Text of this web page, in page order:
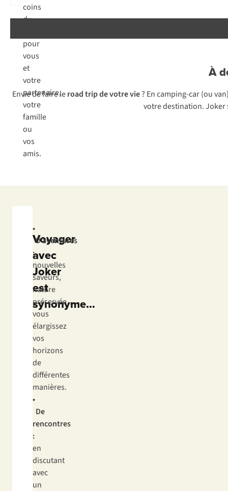
coins
du
pour
vous
et
votre
partenaire,
votre
famille
ou
vos
amis.
À
Envie de faire leroad trip de votre vie? En camping-car (ou
votre destination. Joker
Voyager
avec
Joker
est
synonyme…
•
D’aventures
:
nouvelles
saveurs,
nature
préservée…
vous
élargissez
vos
horizons
de
différentes
manières.
•
De
rencontres
:
en
discutant
avec
un